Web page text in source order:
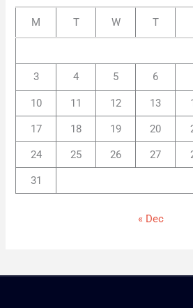
M T W T
3 4 5 6
10 11 12 13
17 18 19 20
24 25 26 27
31
« Dec